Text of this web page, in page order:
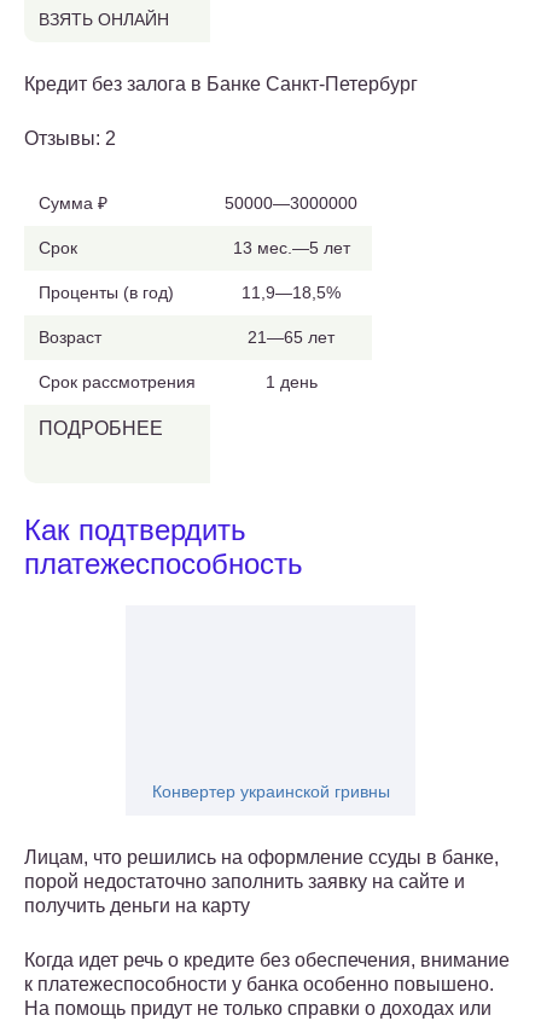
ВЗЯТЬ ОНЛАЙН
Кредит без залога в Банке Санкт-Петербург
Отзывы: 2
Сумма ₽ 50000—3000000
Срок 13 мес.—5 лет
Проценты (в год) 11,9—18,5%
Возраст 21—65 лет
Срок рассмотрения 1 день
ПОДРОБНЕЕ
Как подтвердить
платежеспособность
Конвертер украинской гривны
Лицам, что решились на оформление ссуды в банке,
порой недостаточно заполнить заявку на сайте и
получить деньги на карту
Когда идет речь о кредите без обеспечения, внимание
к платежеспособности у банка особенно повышено.
На помощь придут не только справки о доходах или